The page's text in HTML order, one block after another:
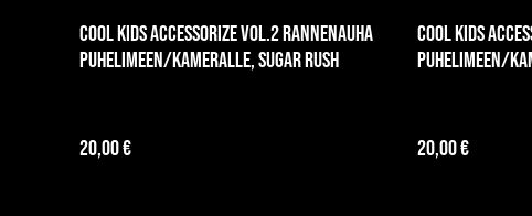
Cool Kids Accessorize vol.2 rannenauha
puhelimeen/kameralle, Sugar Rush
20,00 €
Cool Kids
puhelimeen/
20,00 €